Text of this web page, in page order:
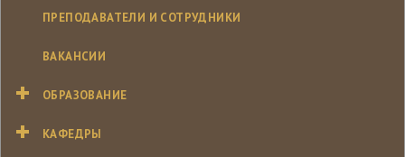
ПРЕПОДАВАТЕЛИ И СОТРУДНИКИ
ВАКАНСИИ
ОБРАЗОВАНИЕ
КАФЕДРЫ